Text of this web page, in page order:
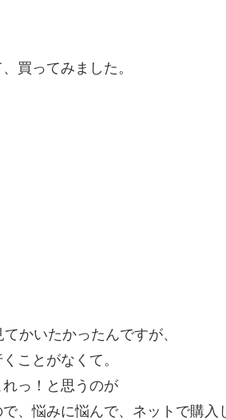
買ってみました。
かいたかったんですが、
ことがなくて。
っ！と思うのが
、悩みに悩んで、ネットで購入